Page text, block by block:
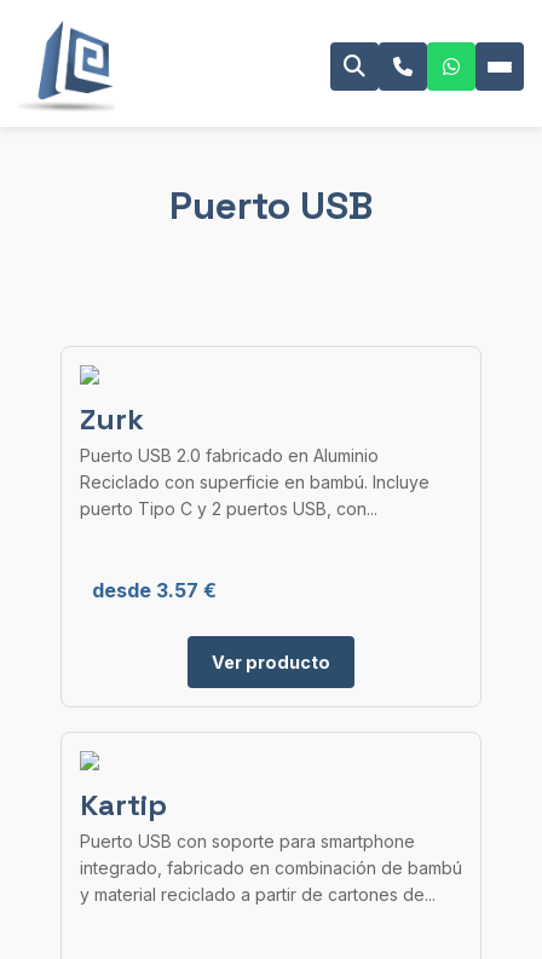
Puerto USB
Zurk
Puerto USB 2.0 fabricado en Aluminio
Reciclado con superficie en bambú. Incluye
puerto Tipo C y 2 puertos USB, con...
desde 3.57 €
Ver producto
Kartip
Puerto USB con soporte para smartphone
integrado, fabricado en combinación de bambú
y material reciclado a partir de cartones de...